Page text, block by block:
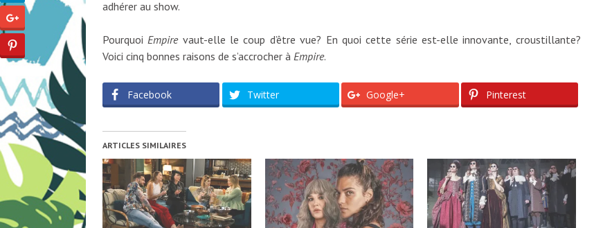
adhérer au show.
Pourquoi Empirevaut-elle le coup d’être vue? En quoi cette série est-elle innovante, croustillante?
Voici cinq bonnes raisons de s’accrocher à Empire.
Facebook Twitter Google+ Pinterest
ARTICLES SIMILAIRES